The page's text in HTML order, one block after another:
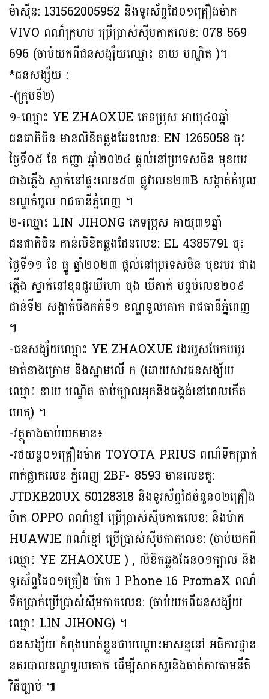
ម៉ាស៊ីន: 131562005952 និងទូរស័ព្ទដៃ០១គ្រឿងម៉ាក
VIVO ពណ៌ក្រហម ប្រើប្រាស់ស៊ីមកាតលេខ: 078 569
696 (ចាប់យកពីជនសង្ស័យឈ្មោះ ខាយ បណ្ឌិត )។
*ជនសង្ស័យ :
-(ក្រុមទី២)
១-ឈ្មោះ YE ZHAOXUE ភេទប្រុស អាយុ៤០ឆ្នាំ
ជនជាតិចិន មានលិខិតឆ្លងដែនលេខ: EN 1265058 ចុះ
ថ្ងៃទី០៥ ខែ កញ្ញា ឆ្នាំ២០២៤ ផ្ដល់នៅប្រទេសចិន មុខរបរ
ជាងភ្លើង ស្នាក់នៅផ្ទះលេខ៥៣ ផ្លូវលេខ២៣B សង្កាត់កំបូល
ខណ្ឌកំបូល រាជធានីភ្នំពេញ ។
២-ឈ្មោះ LIN JIHONG ភេទប្រុស អាយុ៣១ឆ្នាំ
ជនជាតិចិន កាន់លិខិតឆ្លងដែនលេខ: EL 4385791 ចុះ
ថ្ងៃទី១១ ខែ ធ្នូ ឆ្នាំ២០២៣ ផ្ដល់នៅប្រទេសចិន មុខរបរ ជាង
ភ្លើង ស្នាក់នៅខុនដូរយីហោ ចុង ឃីតាក់ បន្ទប់លេខ២០៩
ជាន់ទី២ សង្កាត់បឹងកក់ទី១ ខណ្ឌទួលគោក រាជធានីភ្នំពេញ
។
-ជនសង្ស័យឈ្មោះ YE ZHAOXUE រងរបួសបែកបបូរ
មាត់ខាងក្រោម និងស្នាមលើ ក (ដោយសារជនសង្ស័យ
ឈ្មោះ ខាយ បណ្ឌិត ចាប់ក្បាលអុកនិងជង្គង់នៅពេលកើត
ហេតុ) ។
-វត្ថុតាងចាប់យកមាន៖
-រថយន្ត០១គ្រឿងម៉ាក TOYOTA PRIUS ពណ៌ទឹកប្រាក់
ពាក់ផ្លាកលេខ ភ្នំពេញ 2BF- 8593 មានលេខតួ:
JTDKB20UX 50128318 និងទូរស័ព្ទដៃចំនួន០២គ្រឿង
ម៉ាក OPPO ពណ៌ខ្មៅ ប្រើប្រាស់ស៊ីមកាតលេខ: និងម៉ាក
HUAWIE ពណ៌ខ្មៅ ប្រើប្រាស់ស៊ីមកាតលេខ: (ចាប់យកពី
ឈ្មោះ YE ZHAOXUE ) , លិខិតឆ្លងដែន០១ក្បាល និង
ទូរស័ព្ទដៃ០១គ្រឿង ម៉ាក I Phone 16 PromaX ពណ៌
ទឹកប្រាក់ប្រើប្រាស់ស៊ីមកាតលេខ: (ចាប់យកពីជនសង្ស័យ
ឈ្មោះ LIN JIHONG) ។
ជនសង្ស័យ កំពុងឃាត់ខ្លួនជាបណ្ដោះអាសន្ននៅ អធិការដ្ឋាន
នគរបាលខណ្ឌទួលគោក ដើម្បីសាកសួរនិងចាត់ការតាមនីតិ
វិធីច្បាប់ ៕